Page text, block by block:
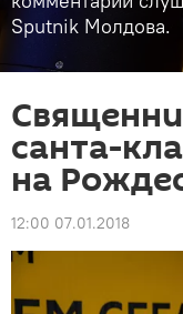
Sputnik Молдова.
санта-
на
12:00 07.01.2018